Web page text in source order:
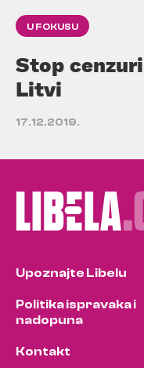
U FOKUSU
Stop
Litvi
17.12.2019.
Upoznajte Libelu
Politika ispravaka i
nadopuna
Kontakt